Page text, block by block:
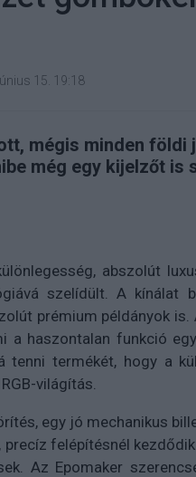
15. 19:18
mégis minden
még egy kijelzőt
abszolút
szelídült. A kínálat
prémium példányok
haszontalan funkció
tenni termékét, hogy a
világítás.
egy jó mechanikus
felépítésnél
Az Epomaker